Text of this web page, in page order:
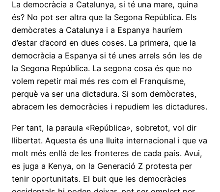
La democràcia a Catalunya, si té una mare, quina
és? No pot ser altra que la Segona República. Els
demòcrates a Catalunya i a Espanya hauríem
d’estar d’acord en dues coses. La primera, que la
democràcia a Espanya si té unes arrels són les de
la Segona República. La segona cosa és que no
volem repetir mai més res com el Franquisme,
perquè va ser una dictadura. Si som demòcrates,
abracem les democràcies i repudiem les dictadures.
Per tant, la paraula «República», sobretot, vol dir
llibertat. Aquesta és una lluita internacional i que va
molt més enllà de les fronteres de cada país. Avui,
es juga a Kenya, on la Generació Z protesta per
tenir oportunitats. El buit que les democràcies